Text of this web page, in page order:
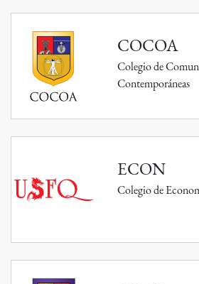
COCOA
Colegio de
Contemporáneas
ECON
Colegio de